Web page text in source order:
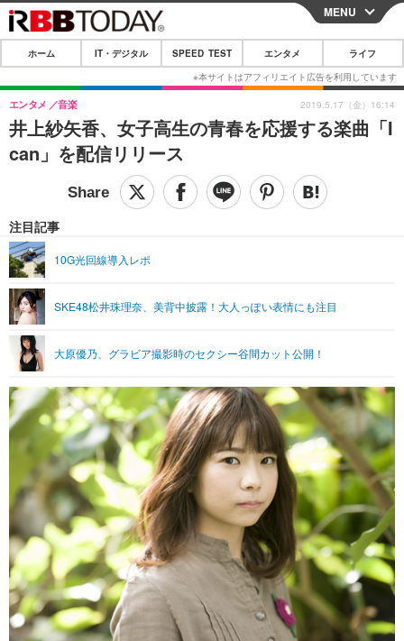
CLOSE
ホーム
IT・デジタル
IT・デジタルTOP スマートフォン
ショッピング その他
SPEED TEST
エンタメTOP 映画・ドラマ
グラビア ブログ
ショッピング その他
ライフTOP
リリース一覧
プッシュ通知の停止方法
MENU
ホーム IT・デジタル SPEED TEST エンタメ ライフ
井上紗矢香、女子高生の青春を応援する楽曲「I
can」を配信リリース
エンタメ 音楽
注目記事
10G光回線導入レポ
SKE48松井珠理奈、美背中披露！大人っぽい表情にも注目
大原優乃、グラビア撮影時のセクシー谷間カット公開！
2019.5.17（金）16:14